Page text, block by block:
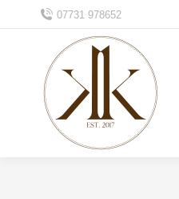
07731 978652